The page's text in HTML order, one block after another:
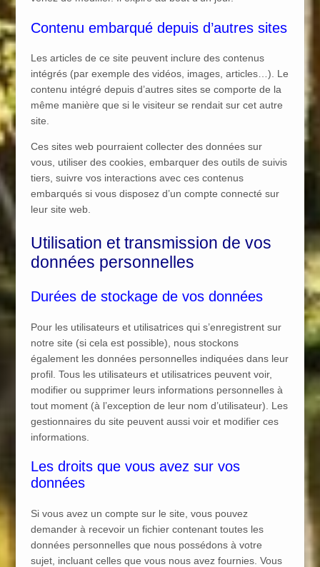
Contenu embarqué depuis d’autres sites
Les articles de ce site peuvent inclure des contenus
intégrés (par exemple des vidéos, images, articles…). Le
contenu intégré depuis d’autres sites se comporte de la
même manière que si le visiteur se rendait sur cet autre
site.
Ces sites web pourraient collecter des données sur
vous, utiliser des cookies, embarquer des outils de suivis
tiers, suivre vos interactions avec ces contenus
embarqués si vous disposez d’un compte connecté sur
leur site web.
Utilisation et transmission de vos
données personnelles
Durées de stockage de vos données
Pour les utilisateurs et utilisatrices qui s’enregistrent sur
notre site (si cela est possible), nous stockons
également les données personnelles indiquées dans leur
profil. Tous les utilisateurs et utilisatrices peuvent voir,
modifier ou supprimer leurs informations personnelles à
tout moment (à l’exception de leur nom d’utilisateur). Les
gestionnaires du site peuvent aussi voir et modifier ces
informations.
Les droits que vous avez sur vos
données
Si vous avez un compte sur le site, vous pouvez
demander à recevoir un fichier contenant toutes les
données personnelles que nous possédons à votre
sujet, incluant celles que vous nous avez fournies. Vous